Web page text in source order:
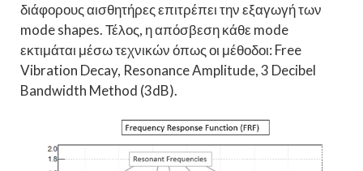
διάφορους αισθητήρες επιτρέπει την εξαγωγή των
mode shapes. Τέλος, η απόσβεση κάθε mode
εκτιμάται μέσω τεχνικών όπως οι μέθοδοι: Free
Vibration Decay, Resonance Amplitude, 3 Decibel
Bandwidth Method (3dB).